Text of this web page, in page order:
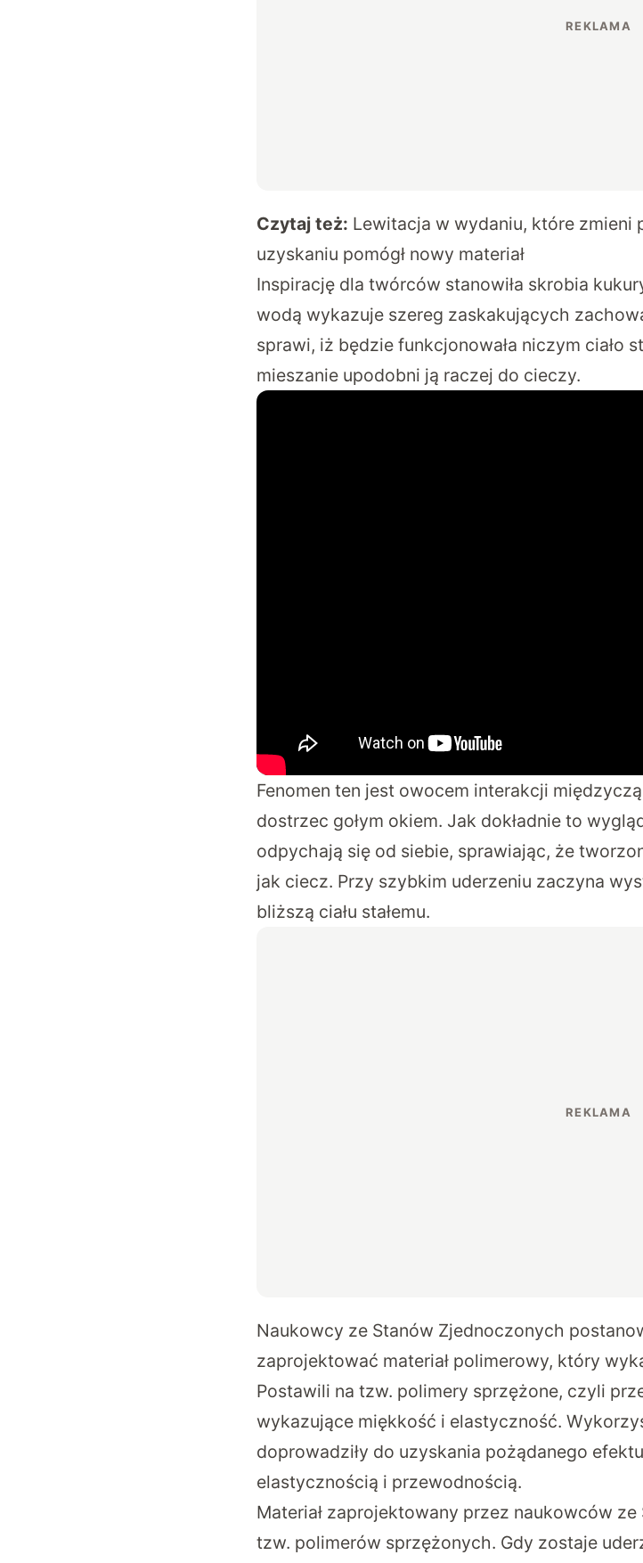
Czytaj też: Lewitacja w wydaniu, które zmieni
uzyskaniu pomógł nowy materiał
Inspirację dla twórców stanowiła skrobia
wodą wykazuje szereg zaskakujących
sprawi, iż będzie funkcjonowała niczym ciało
mieszanie upodobni ją raczej do cieczy.
Fenomen ten jest owocem interakcji
dostrzec gołym okiem. Jak dokładnie to
odpychają się od siebie, sprawiając, że
jak ciecz. Przy szybkim uderzeniu zaczyna
bliższą ciału stałemu.
Naukowcy ze Stanów Zjednoczonych
zaprojektować materiał polimerowy, który
Postawili na tzw. polimery sprzężone, czyli
wykazujące miękkość i elastyczność.
doprowadziły do uzyskania pożądanego
elastycznością i przewodnością.
Materiał zaprojektowany przez naukowców
tzw. polimerów sprzężonych. Gdy zostaje